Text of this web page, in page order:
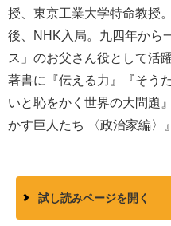
授、東京工業大学特命教授
後、NHK入局。九四年から
ス」のお父さん役として活
著書に『伝える力』『そう
いと恥をかく世界の大問題
かす巨人たち 〈政治家編〉
試し読みページを開く